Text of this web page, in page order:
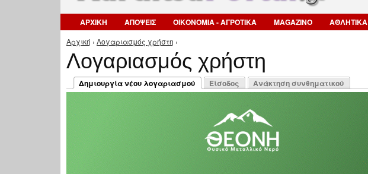
ΑΡΧΙΚΗ ΑΠΟΨΕΙΣ ΟΙΚΟΝΟΜΙΑ - ΑΓΡΟΤΙΚΑ MAGAZINO ΑΘΛΗΤΙΚΑ
Είστε εδώ
Αρχική › Λογαριασμός χρήστη ›
Λογαριασμός χρήστη
Πρωτεύουσες καρτέλες
Δημιουργία νέου λογαριασμού
(ενεργή καρτέλα)
Είσοδος Ανάκτηση συνθηματικού